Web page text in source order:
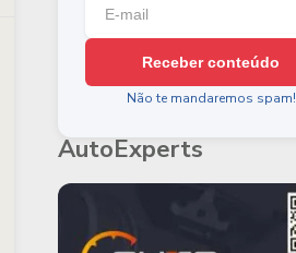
Receber conteúdo
Não te mandaremos spam!
AutoExperts